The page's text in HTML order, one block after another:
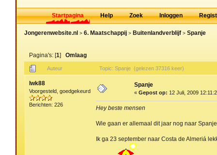
Startpagina Help Zoek Inloggen
Jongerenwebsite.nl > 6. Maatschappij > Buitenlandverblijf > Spanje
Pagina's: [1] Omlaag
Auteur Topic: Spanje (gelezen 37316 keer)
lwk88
Voorgesteld, goedgekeurd
Berichten: 226
Spanje
« Gepost op: 12 Juli, 2009
Hey beste mensen
Wie gaan er allemaal dit jaar nog naar
Ik ga 23 september naar Costa de Almeriá